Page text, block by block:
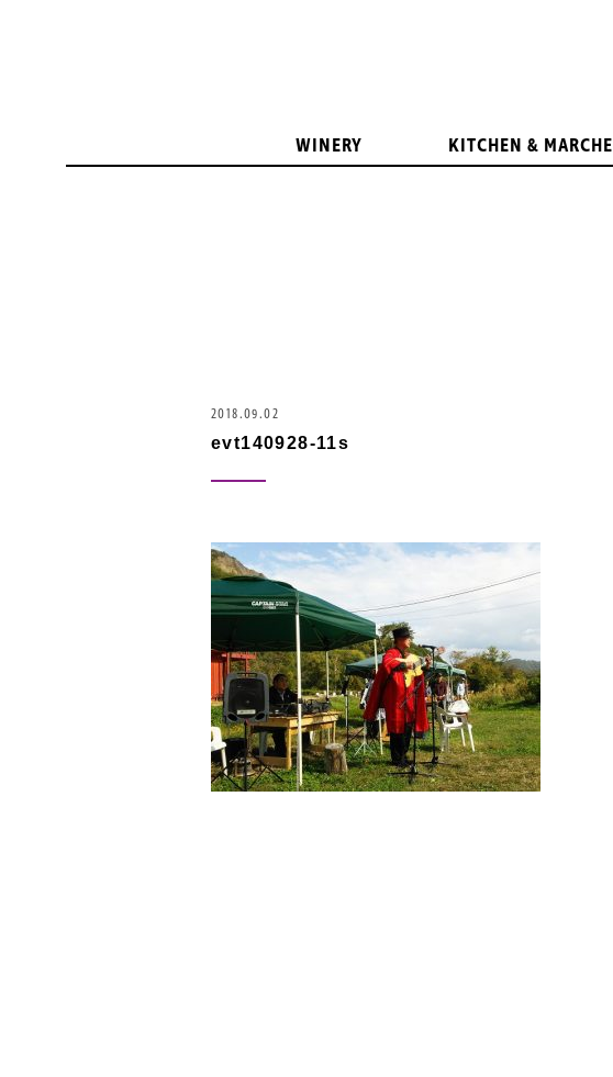
WINERY KITCHEN & MARCHE
2018.09.02
evt140928-11s